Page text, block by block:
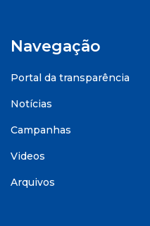
Navegação
Portal da transparência
Notícias
Campanhas
Videos
Arquivos